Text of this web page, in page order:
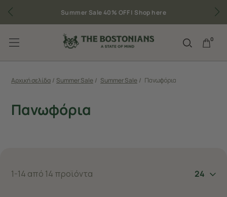
Summer Sale 40% OFF | Shop here
0
Αρχική σελίδα / Summer Sale / Summer Sale / Πανωφόρια
Πανωφόρια
1-14 από 14 προϊόντα 24